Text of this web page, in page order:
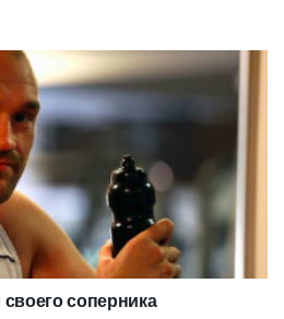
соперника